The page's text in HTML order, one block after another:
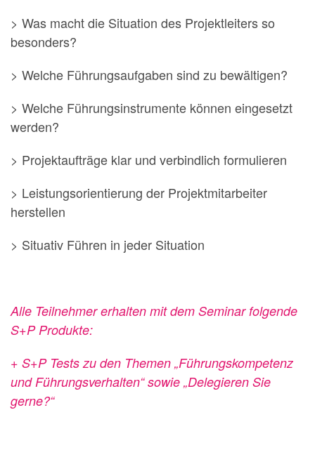
> Was macht die Situation des Projektleiters so
besonders?
> Welche Führungsaufgaben sind zu bewältigen?
> Welche Führungsinstrumente können eingesetzt
werden?
> Projektaufträge klar und verbindlich formulieren
> Leistungsorientierung der Projektmitarbeiter
herstellen
> Situativ Führen in jeder Situation
Alle Teilnehmer erhalten mit dem Seminar folgende
S+P Produkte:
+ S+P Tests zu den Themen „Führungskompetenz
und Führungsverhalten“ sowie „Delegieren Sie
gerne?“